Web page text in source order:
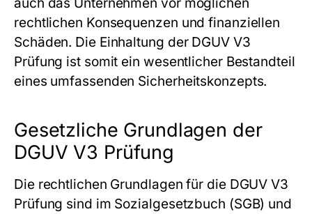
rechtlichen Konsequenzen und finanziellen
Schäden. Die Einhaltung der DGUV V3
Prüfung ist somit ein wesentlicher Bestandteil
eines umfassenden Sicherheitskonzepts.
Gesetzliche Grundlagen der
DGUV V3 Prüfung
Die rechtlichen Grundlagen für die DGUV V3
Prüfung sind im Sozialgesetzbuch (SGB) und